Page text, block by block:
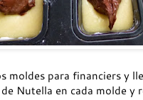
moldes para financiers y
Nutella en cada molde y